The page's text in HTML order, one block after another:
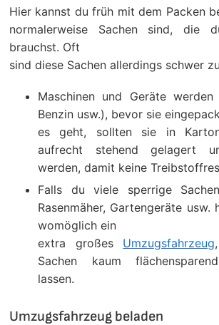
Hier kannst du früh mit dem Packen
normalerweise Sachen sind,
brauchst. Oft
sind diese Sachen allerdings schwer
Maschinen und Geräte
Benzin usw.), bevor sie
es geht, sollten sie in
aufrecht stehend gelagert
werden, damit keine
Falls du viele sperrige
Rasenmäher, Gartengeräte usw.
womöglich ein
extra großes Umzugsfahrzeug
Sachen kaum
lassen.
Umzugsfahrzeug beladen